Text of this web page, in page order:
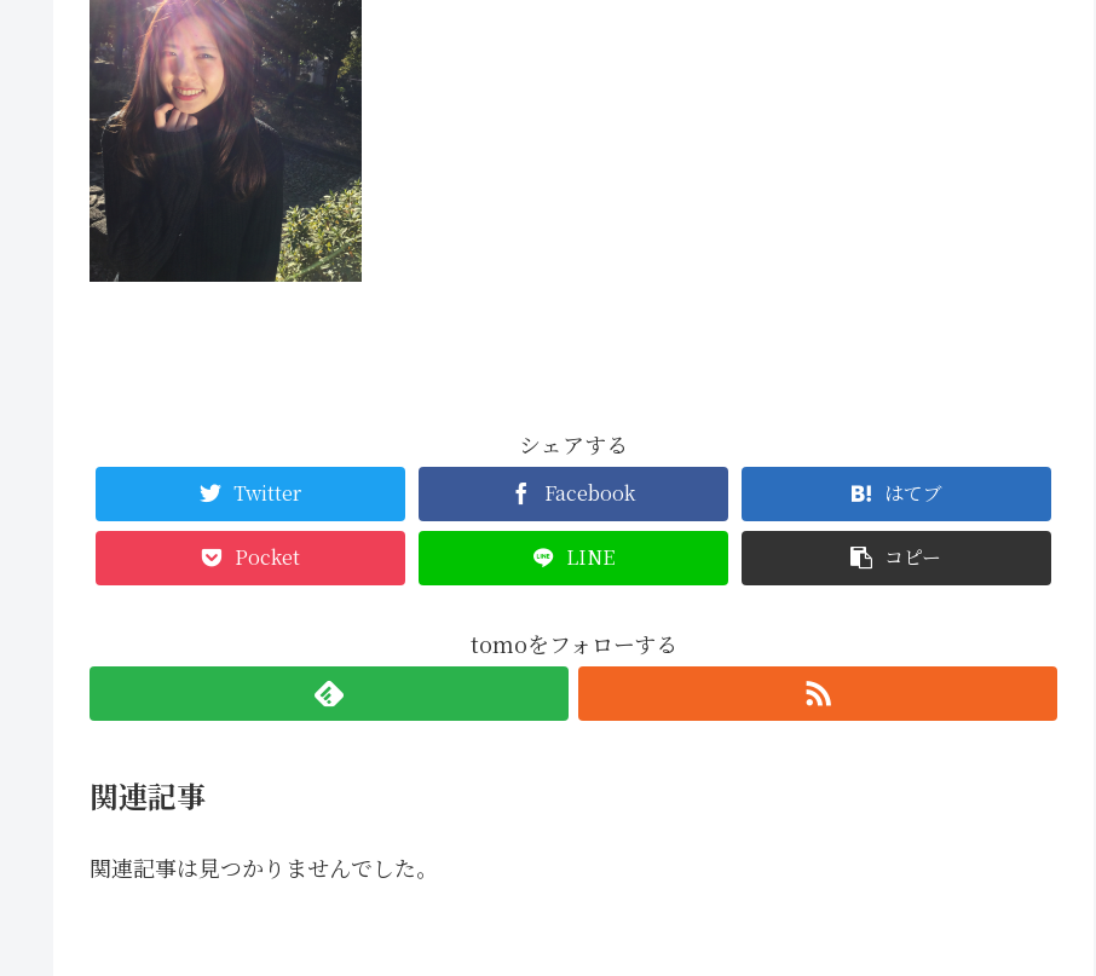
シェアする
Twitter Facebook はてブ
Pocket LINE コピー
tomoをフォローする
関連記事
関連記事は見つかりませんでした。